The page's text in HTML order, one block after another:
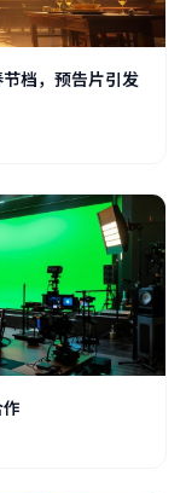
档，预告片引发